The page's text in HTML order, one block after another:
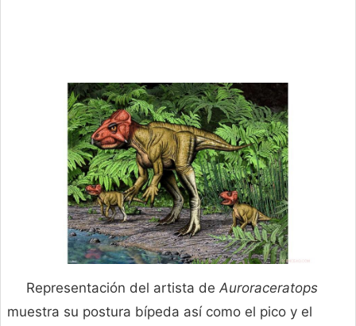
Representación del artista de Auroraceratops
muestra su postura bípeda así como el pico y el